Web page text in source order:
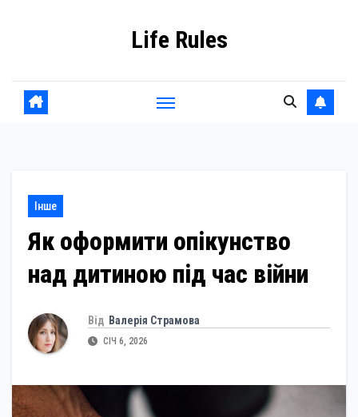
Life Rules
Інше
Як оформити опікунство
над дитиною під час війни
Від Валерія Страмова
СІЧ 6, 2026